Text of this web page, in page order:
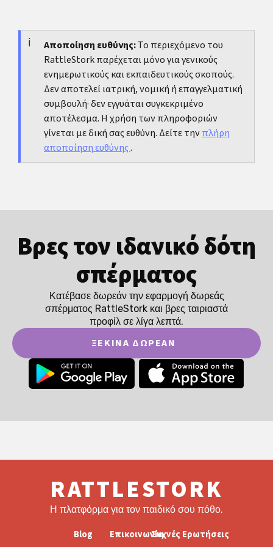
σύγκριση και εικόνα σώματος παρά με ανατομία.
Συμβουλευτική ή σεξουαλική θεραπεία μπορεί να
βοηθήσει να μετατοπιστεί η προσοχή από αριθμούς
στη λειτουργία και την ευεξία. Αν σε ενδιαφέρει τι
λένε οι γυναίκες για το μέγεθος:Οι γυναίκες
προτιμούν μεγάλα ή μικρά πέη;
Αποποίηση ευθύνης:Το περιεχόμενο του
RattleStork παρέχεται μόνο για γενικούς
ενημερωτικούς και εκπαιδευτικούς σκοπούς.
Δεν αποτελεί ιατρική, νομική ή επαγγελματική
συμβουλή· δεν εγγυάται συγκεκριμένο
αποτέλεσμα. Η χρήση των πληροφοριών
γίνεται με δική σας ευθύνη. Δείτε τηνπλήρη
αποποίηση ευθύνης.
Βρες τον ιδανικό δότη
σπέρματος
Κατέβασε δωρεάν την εφαρμογή δωρεάς
σπέρματος RattleStork και βρες ταιριαστά
προφίλ σε λίγα λεπτά.
ΞΕΚΊΝΑ ΔΩΡΕΆΝ
RATTLESTORK
Η πλατφόρμα για τον παιδικό σου πόθο.
Blog ΕπικοινωνίαΣυχνές Ερωτήσεις